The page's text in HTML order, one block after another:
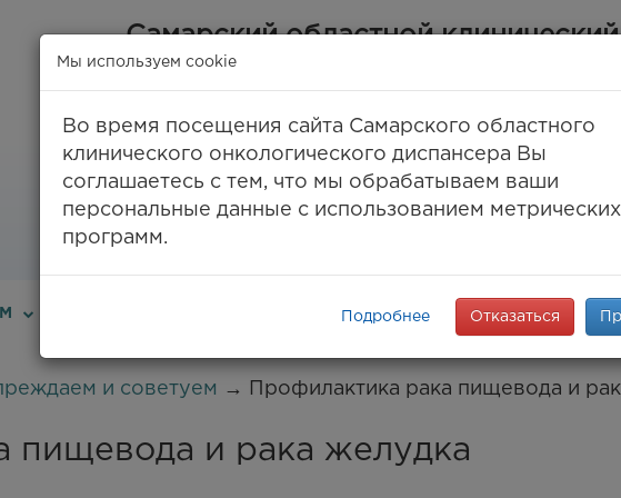
Самарский областной клинический
онкологический диспансер
(ГБУЗ СОКОД)
Самара, ул. Солнечная, 50
8 (846) 30-777-30, 994-61-96(единый call-
8 (846) 994-03-99(факс)
info@samaraonko.ru
МЕДТУРИЗМ ENG
и советуем → Профилактика рака пищевода и
пищевода и рака желудка
Мы используем cookie
Во время посещения сайта Самарского областного
клинического онкологического диспансера Вы
соглашаетесь с тем, что мы обрабатываем ваши
персональные данные с использованием метрических
программ.
Подробнее Отказаться